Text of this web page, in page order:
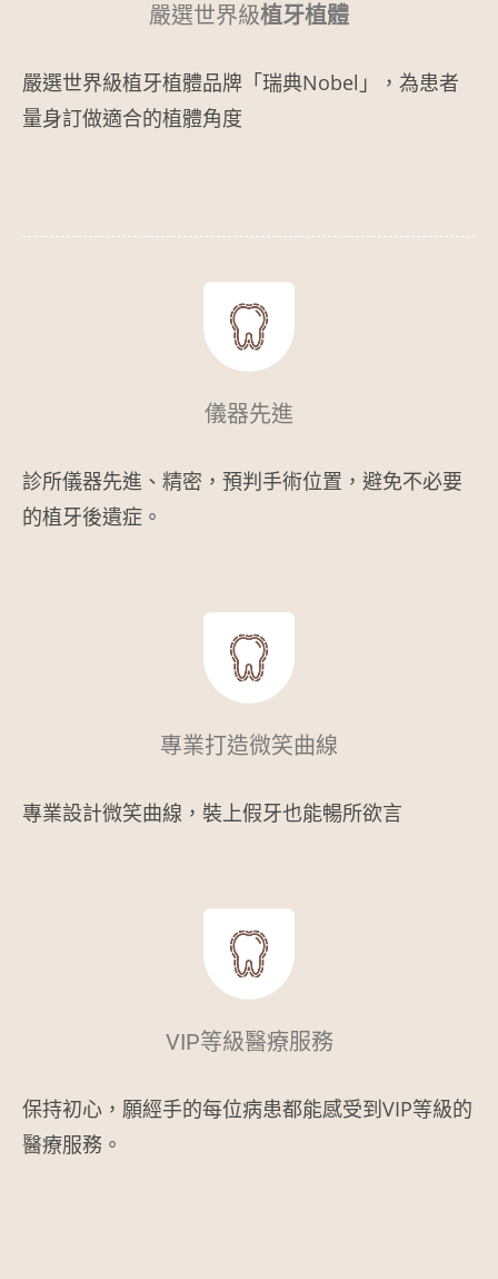
嚴選世界級植牙植體
嚴選世界級植牙植體品牌「瑞典Nobel」，為患者
量身訂做適合的植體角度
儀器先進
診所儀器先進、精密，預判手術位置，避免不必要
的植牙後遺症。
專業打造微笑曲線
專業設計微笑曲線，裝上假牙也能暢所欲言
VIP等級醫療服務
保持初心，願經手的每位病患都能感受到VIP等級的
醫療服務。